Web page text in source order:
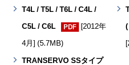
T4L / T5L / T6L / C4L /
C5L / C6L
PDF
[2012年
4月] (5.7MB)
TRANSERVO SSタイプ